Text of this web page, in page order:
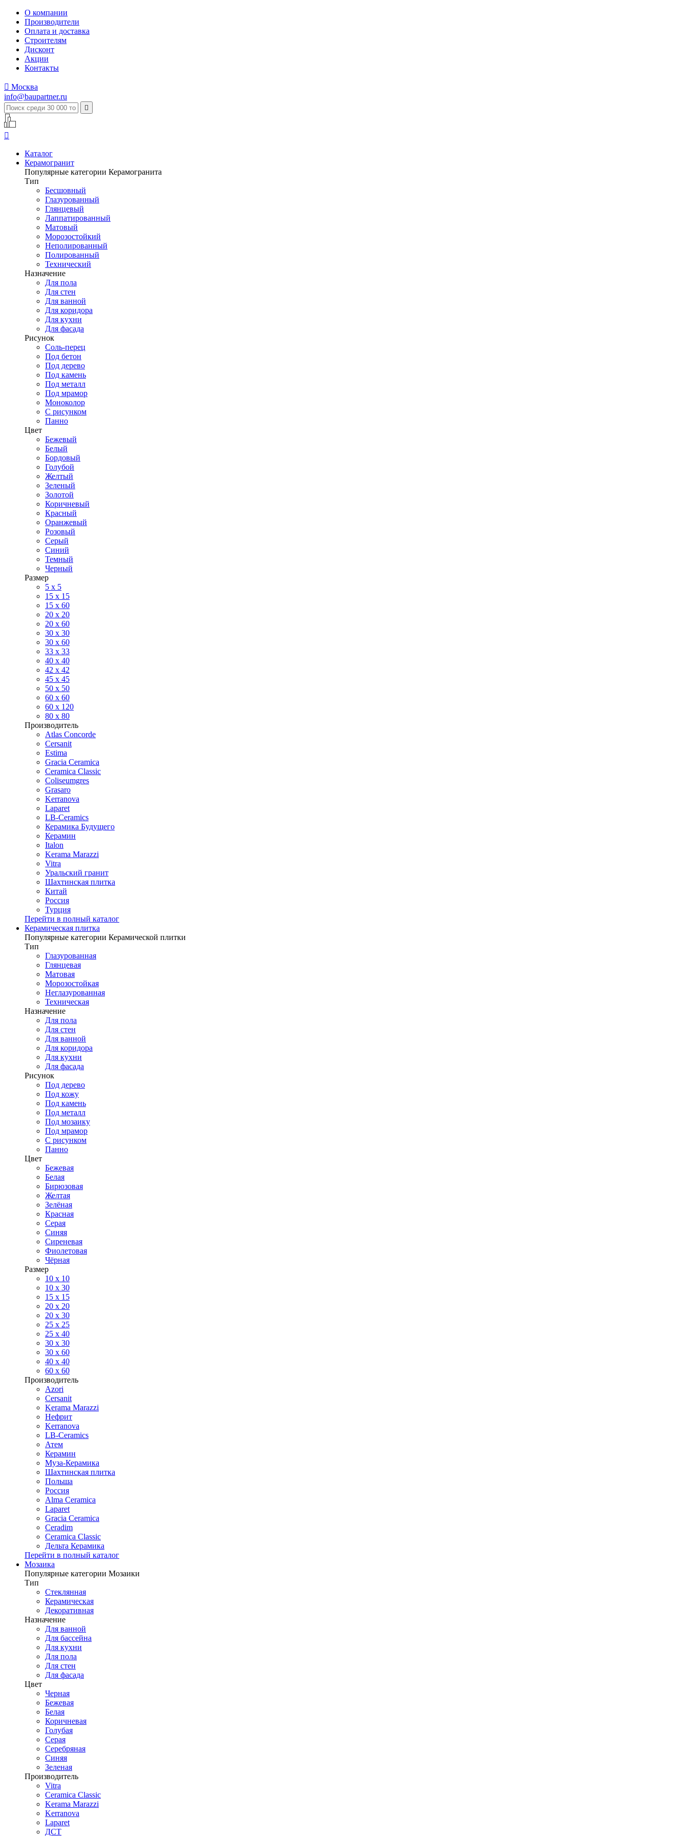
О компании
Производители
Оплата и доставка
Строителям
Дисконт
Акции
Контакты
 Москва
info@baupartner.ru


Каталог
Керамогранит
Популярные категории Керамогранита
Тип
Бесшовный
Глазурованный
Глянцевый
Лаппатированный
Матовый
Морозостойкий
Неполированный
Полированный
Технический
Назначение
Для пола
Для стен
Для ванной
Для коридора
Для кухни
Для фасада
Рисунок
Соль-перец
Под бетон
Под дерево
Под камень
Под металл
Под мрамор
Моноколор
С рисунком
Панно
Цвет
Бежевый
Белый
Бордовый
Голубой
Желтый
Зеленый
Золотой
Коричневый
Красный
Оранжевый
Розовый
Серый
Синий
Темный
Черный
Размер
5 x 5
15 x 15
15 x 60
20 х 20
20 x 60
30 х 30
30 x 60
33 x 33
40 х 40
42 x 42
45 x 45
50 x 50
60 х 60
60 x 120
80 x 80
Производитель
Atlas Concorde
Cersanit
Estima
Gracia Ceramica
Ceramica Classic
Coliseumgres
Grasaro
Kerranova
Laparet
LB-Ceramics
Керамика Будущего
Керамин
Italon
Kerama Marazzi
Vitra
Уральский гранит
Шахтинская плитка
Китай
Россия
Турция
Перейти в полный каталог
Керамическая плитка
Популярные категории Керамической плитки
Тип
Глазурованная
Глянцевая
Матовая
Морозостойкая
Неглазурованная
Техническая
Назначение
Для пола
Для стен
Для ванной
Для коридора
Для кухни
Для фасада
Рисунок
Под дерево
Под кожу
Под камень
Под металл
Под мозаику
Под мрамор
С рисунком
Панно
Цвет
Бежевая
Белая
Бирюзовая
Желтая
Зелёная
Красная
Серая
Синяя
Сиреневая
Фиолетовая
Чёрная
Размер
10 х 10
10 x 30
15 x 15
20 х 20
20 x 30
25 x 25
25 x 40
30 x 30
30 х 60
40 х 40
60 х 60
Производитель
Azori
Cersanit
Kerama Marazzi
Нефрит
Kerranova
LB-Ceramics
Атем
Керамин
Муза-Керамика
Шахтинская плитка
Польша
Россия
Alma Ceramica
Laparet
Gracia Ceramica
Ceradim
Ceramica Classic
Дельта Керамика
Перейти в полный каталог
Мозаика
Популярные категории Мозаики
Тип
Стеклянная
Керамическая
Декоративная
Назначение
Для ванной
Для бассейна
Для кухни
Для пола
Для стен
Для фасада
Цвет
Черная
Бежевая
Белая
Коричневая
Голубая
Серая
Серебряная
Синяя
Зеленая
Производитель
Vitra
Ceramica Classic
Kerama Marazzi
Kerranova
Laparet
ДСТ